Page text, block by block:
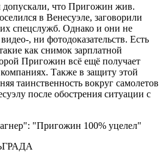
допускали, что Пригожин жив.
в Венесуэле, заговорили
спецслужб. Однако и они не
, ни фотодоказательств. Есть
как снимок зарплатной
Пригожин всё ещё получает
Также в защиту этой
таинственность вокруг самолетов
после обострения ситуации с